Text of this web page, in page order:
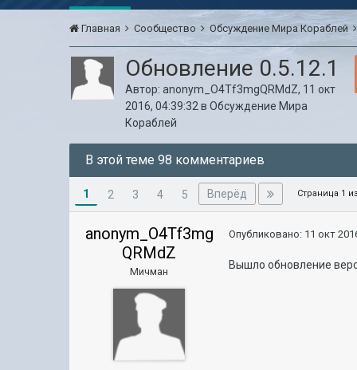
Главная Сообщество Обсуждение Мира Кораблей
Обновление 0.5.12.1
Автор:anonym_O4Tf3mgQRMdZ, 11 окт
2016, 04:39:32 вОбсуждение Мира
Кораблей
В этой теме 98 комментариев
1 2 3 4 5 Вперёд Страница 1
anonym_O4Tf3mg
QRMdZ
Мичман
Опубликовано: 11 окт
Вышло обновление